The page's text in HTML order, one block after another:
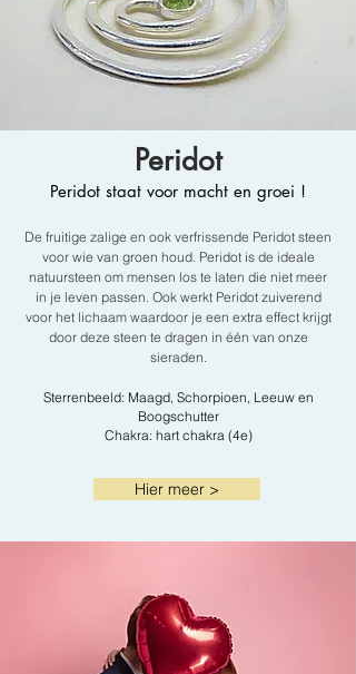
Peridot
Peridot staat voor macht en groei !
De fruitige zalige en ook verfrissende Peridot steen
voor wie van groen houd. Peridot is de ideale
natuursteen om mensen los te laten die niet meer
in je leven passen. Ook werkt Peridot zuiverend
voor het lichaam waardoor je een extra effect krijgt
door deze steen te dragen in één van onze
sieraden.
Sterrenbeeld: Maagd, Schorpioen, Leeuw en
Boogschutter
Chakra: hart chakra (4e)
Hier meer >